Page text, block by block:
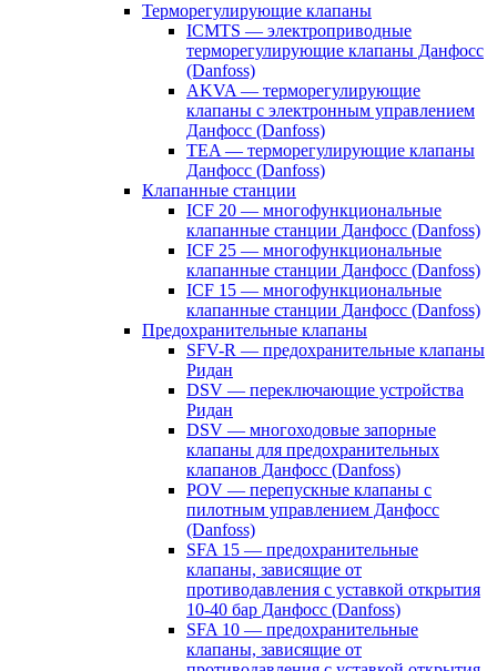
Терморегулирующие клапаны
ICMTS — электроприводные
терморегулирующие клапаны Данфосс
(Danfoss)
AKVA — терморегулирующие
клапаны с электронным управлением
Данфосс (Danfoss)
TEA — терморегулирующие клапаны
Данфосс (Danfoss)
Клапанные станции
ICF 20 — многофункциональные
клапанные станции Данфосс (Danfoss)
ICF 25 — многофункциональные
клапанные станции Данфосс (Danfoss)
ICF 15 — многофункциональные
клапанные станции Данфосс (Danfoss)
Предохранительные клапаны
SFV-R — предохранительные клапаны
Ридан
DSV — переключающие устройства
Ридан
DSV — многоходовые запорные
клапаны для предохранительных
клапанов Данфосс (Danfoss)
POV — перепускные клапаны с
пилотным управлением Данфосс
(Danfoss)
SFA 15 — предохранительные
клапаны, зависящие от
противодавления с уставкой открытия
10-40 бар Данфосс (Danfoss)
SFA 10 — предохранительные
клапаны, зависящие от